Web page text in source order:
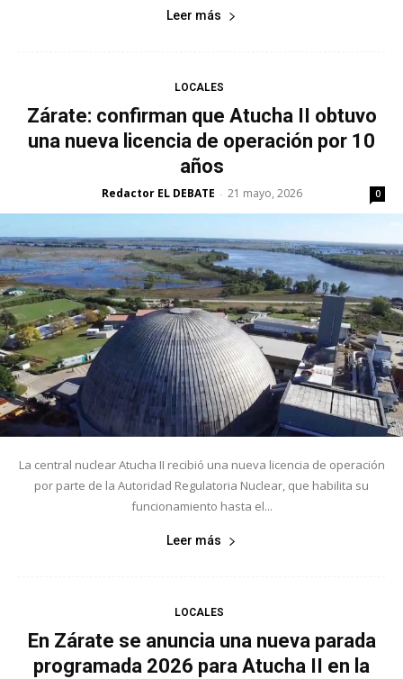
Leer más
LOCALES
Zárate: confirman que Atucha II obtuvo
una nueva licencia de operación por 10
años
Redactor EL DEBATE - 21 mayo, 2026 0
La central nuclear Atucha II recibió una nueva licencia de operación
por parte de la Autoridad Regulatoria Nuclear, que habilita su
funcionamiento hasta el...
Leer más
LOCALES
En Zárate se anuncia una nueva parada
programada 2026 para Atucha II en la